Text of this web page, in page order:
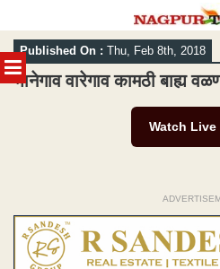
MENU
Skip
to
content
Published On : Thu, Feb 8th, 2018
भानेगाव वारेगाव कामठी बाह्य
Watch Live